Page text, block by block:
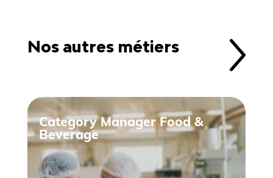
Nos autres métiers
Category Manager Food &
Beverage